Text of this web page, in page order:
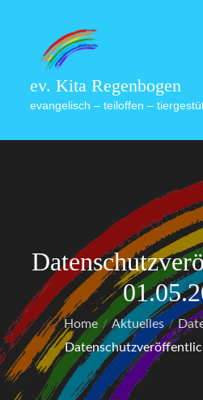
content
ev. Kita Regenbogen
evangelisch – teiloffen –
Home Aktuelles